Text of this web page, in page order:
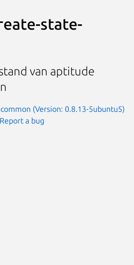
state-
van aptitude
(Version: 0.8.13-5ubuntu5)
Report a bug